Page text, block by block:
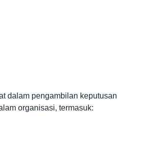
dalam pengambilan keputusan
organisasi, termasuk: